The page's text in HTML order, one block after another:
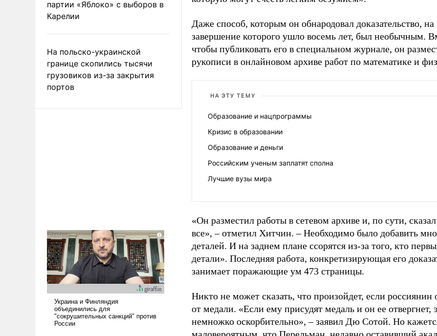
партии «Яблоко» с выборов в
Карелии
На польско-украинской
границе скопились тысячи
грузовиков из-за закрытия
портов
Даже способ, которым он обнародовал доказательство, на
завершение которого ушло восемь лет, был необычным.
чтобы публиковать его в специальном журнале, он
рукописи в онлайновом архиве работ по математике и
НА ЭТУ ТЕМУ
Образование и нацпрограммы
Кризис в образовании
Образование и деньги
Российским ученым заплатят сполна
Лучшие вузы мира
«Он разместил работы в сетевом архиве и, по сути,
все», – отметил Хитчин. – Необходимо было добавить
деталей. И на заднем плане ссорятся из-за того, кто
детали». Последняя работа, конкретизирующая его
занимает поражающие ум 473 страницы.
Никто не может сказать, что произойдет, если россиянин
от медали. «Если ему присудят медаль и он ее отвергнет,
немножко оскорбительно», – заявил Дю Сотой. Но